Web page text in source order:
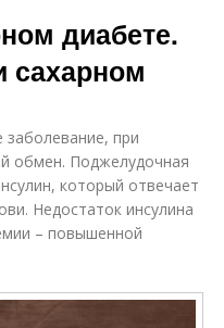
диабете.
заболевание, при
обмен. Поджелудочная
который отвечает
Недостаток инсулина
– повышенной